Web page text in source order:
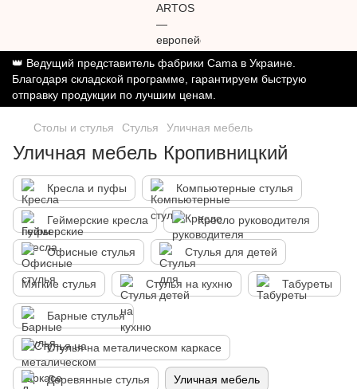
👑 Ведущий представитель фабрики Cama в Украине.
Благодаря складской программе, гарантируем быструю
отправку продукции по лучшим ценам.
Столы и стулья Стулья Уличная мебель
Уличная мебель Кропивницкий
Кресла и пуфы Компьютерные стулья
Геймерские кресла Кресло руководителя
Офисные стулья Стулья для детей
Мягкие стулья Стулья на кухню Табуреты
Барные стулья
Стулья на металическом каркасе
Деревянные стулья Уличная мебель